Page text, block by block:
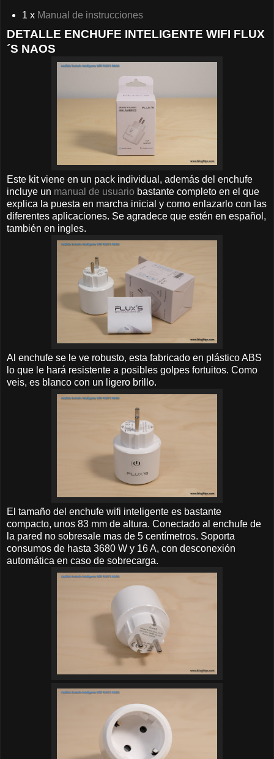
1 xManual de instrucciones
DETALLE ENCHUFE INTELIGENTE WIFI FLUX
´S NAOS
Este kit viene en un pack individual, además del enchufe
incluye un manual de usuario bastante completo en el que
explica la puesta en marcha inicial y como enlazarlo con las
diferentes aplicaciones. Se agradece que estén en español,
también en ingles.
Al enchufe se le ve robusto, esta fabricado en plástico ABS
lo que le hará resistente a posibles golpes fortuitos. Como
veis, es blanco con un ligero brillo.
El tamaño del enchufe wifi inteligente es bastante
compacto, unos 83 mm de altura. Conectado al enchufe de
la pared no sobresale mas de 5 centímetros. Soporta
consumos de hasta 3680 W y 16 A, con desconexión
automática en caso de sobrecarga.